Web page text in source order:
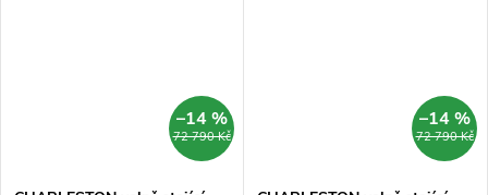
72 790 Kč
–14 %
72 790 Kč
–14 %